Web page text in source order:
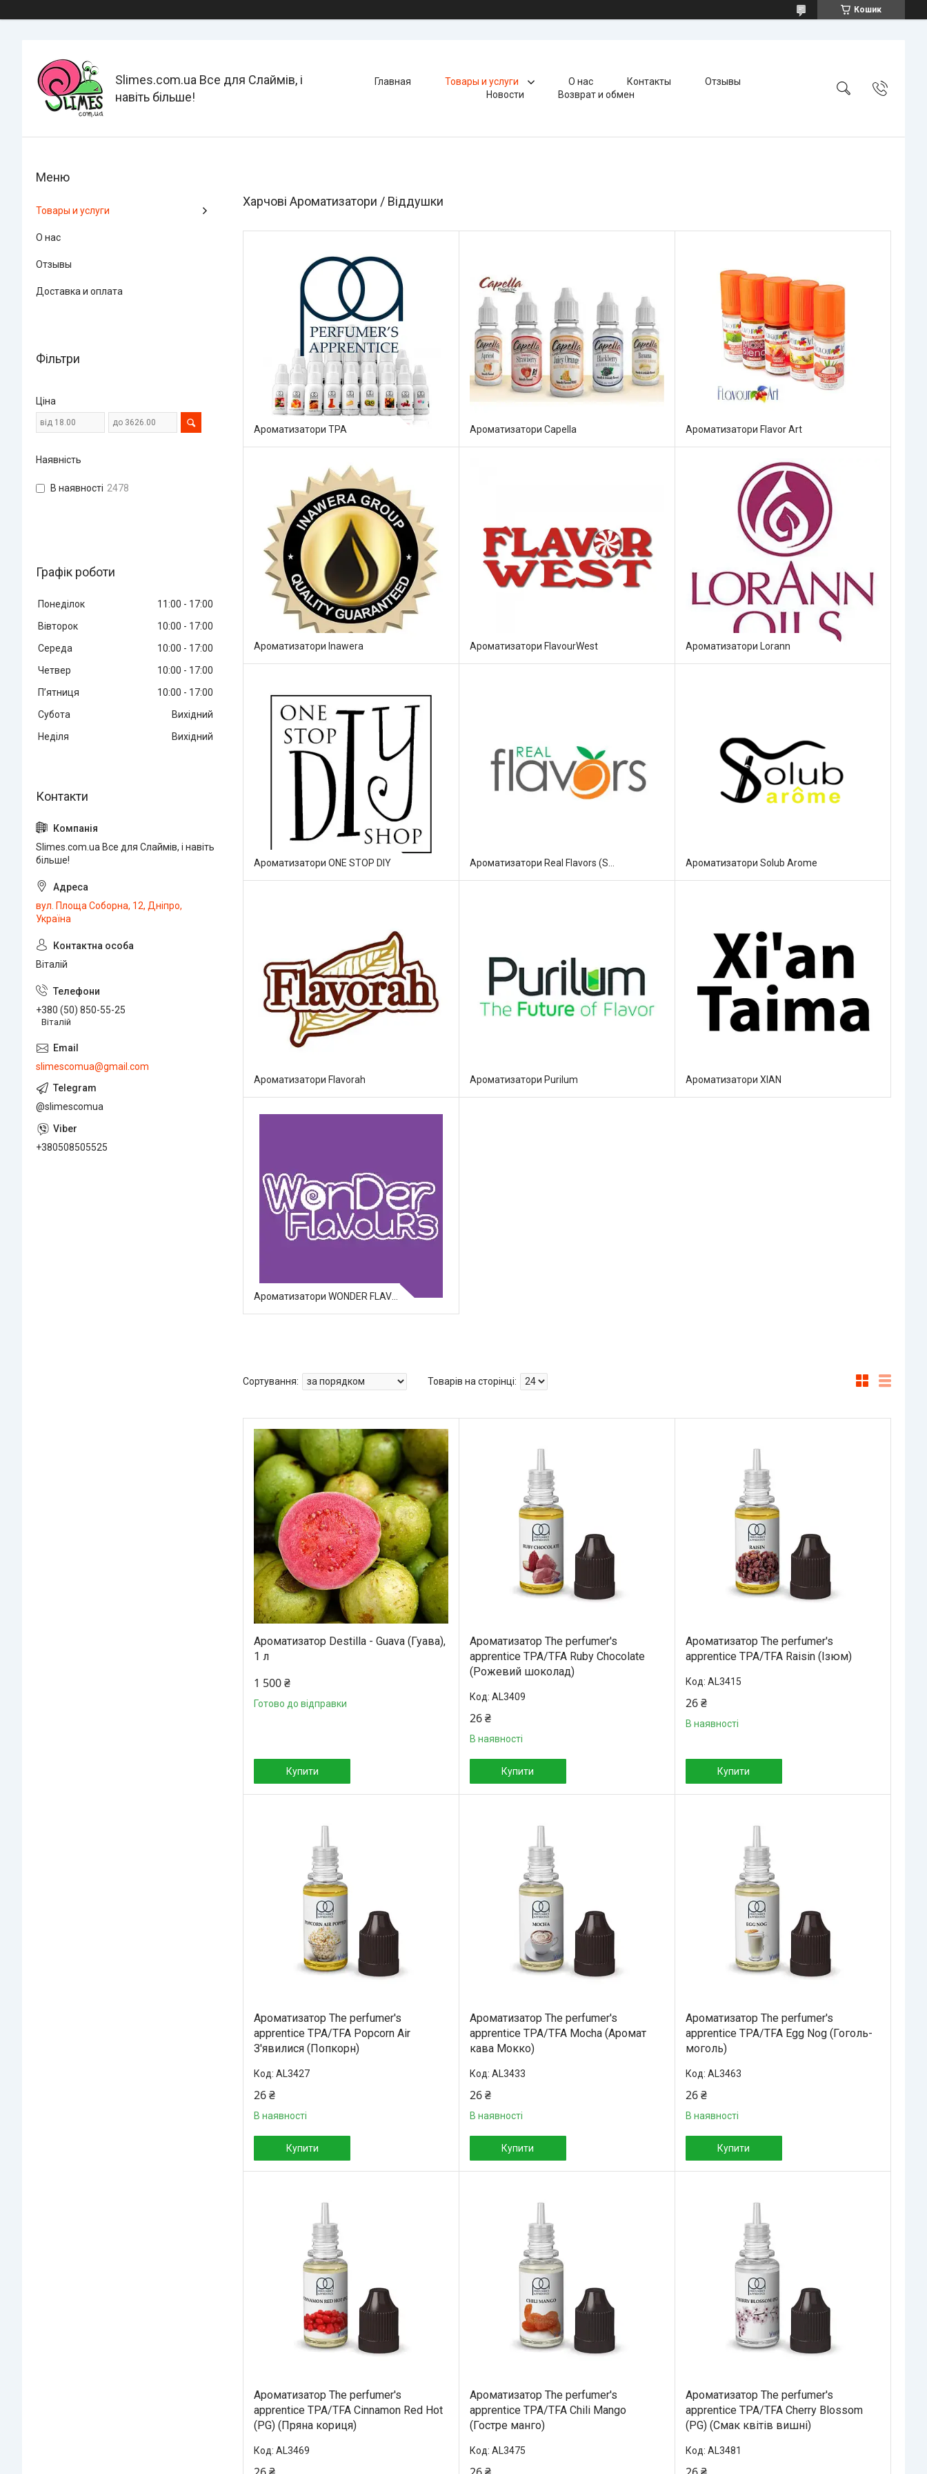
Кошик
Slimes.com.ua Все для Слаймів, і
навіть більше!
Главная Товары и услуги О нас Контакты
Отзывы
Новости
Возврат и обмен
Харчові Ароматизатори / Віддушки
Ароматизатори TPA Ароматизатори Capella Ароматизатори Flavor Art
Ароматизатори Inawera Ароматизатори FlavourWest Ароматизатори Lorann
Ароматизатори ONE STOP DIY Ароматизатори Solub Arome
Ароматизатори Flavorah Ароматизатори Purilum Ароматизатори XIAN
Ароматизатор Destilla - Guava (Гуава),
1 л
1 500 ₴
Готово до відправки
Купити
Ароматизатор The perfumer's
apprentice TPA/TFA Ruby Chocolate
(Рожевий шоколад)
AL3409
26 ₴
В наявності
Купити
Ароматизатор The perfumer's
apprentice TPA/TFA Raisin (Ізюм)
AL3415
26 ₴
В наявності
Купити
Ароматизатор The perfumer's
apprentice TPA/TFA Popcorn Air
З'явилися (Попкорн)
AL3427
26 ₴
В наявності
Купити
Ароматизатор The perfumer's
apprentice TPA/TFA Mocha (Аромат
кава Мокко)
AL3433
26 ₴
В наявності
Купити
Ароматизатор The perfumer's
apprentice TPA/TFA Egg Nog (Гоголь-
моголь)
AL3463
26 ₴
В наявності
Купити
Ароматизатор The perfumer's
apprentice TPA/TFA Cinnamon Red Hot
(PG) (Пряна кориця)
AL3469
Ароматизатор The perfumer's
apprentice TPA/TFA Chili Mango
(Гостре манго)
AL3475
Ароматизатор The perfumer's
apprentice TPA/TFA Cherry Blossom
(PG) (Смак квітів вишні)
AL3481
Товары и услуги
О нас
Отзывы
Доставка и оплата
Фільтри
Ціна
Наявність
В наявності 2478
Графік роботи
Понеділок 11:00
17:00
Вівторок
10:00
17:00
Середа
10:00
17:00
Четвер
10:00
17:00
Пʼятниця
10:00
17:00
Субота
Вихідний
Неділя
Вихідний
Slimes.com.ua Все для Слаймів, і навіть
більше!
вул. Площа Соборна, 12, Дніпро,
Україна
Віталій
+380 (50) 850-55-25
Віталій
slimescomua@gmail.com
@slimescomua
+380508505525